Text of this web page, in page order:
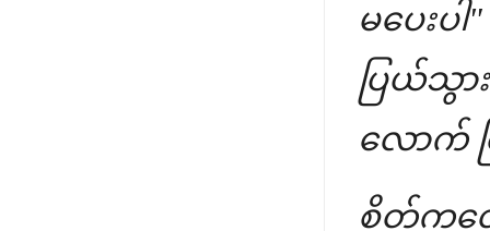
မပေးပ
ပြယ်သွာ
လောက် င
စိတ်ကလေ